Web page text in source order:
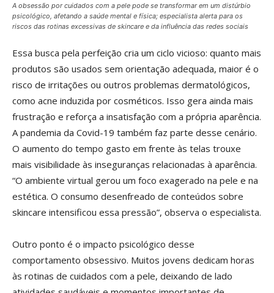
A obsessão por cuidados com a pele pode se transformar em um distúrbio
psicológico, afetando a saúde mental e física; especialista alerta para os
riscos das rotinas excessivas de skincare e da influência das redes sociais
Essa busca pela perfeição cria um ciclo vicioso: quanto mais
produtos são usados sem orientação adequada, maior é o
risco de irritações ou outros problemas dermatológicos,
como acne induzida por cosméticos. Isso gera ainda mais
frustração e reforça a insatisfação com a própria aparência.
A pandemia da Covid-19 também faz parte desse cenário.
O aumento do tempo gasto em frente às telas trouxe
mais visibilidade às inseguranças relacionadas à aparência.
“O ambiente virtual gerou um foco exagerado na pele e na
estética. O consumo desenfreado de conteúdos sobre
skincare intensificou essa pressão”, observa o especialista.
Outro ponto é o impacto psicológico desse
comportamento obsessivo. Muitos jovens dedicam horas
às rotinas de cuidados com a pele, deixando de lado